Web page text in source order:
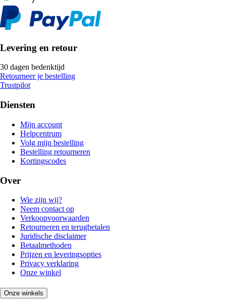
Levering en retour
30 dagen bedenktijd
Retourneer je bestelling
Trustpilot
Diensten
Mijn account
Helpcentrum
Volg mijn bestelling
Bestelling retourneren
Kortingscodes
Over
Wie zijn wij?
Neem contact op
Verkoopvoorwaarden
Retourneren en terugbetalen
Juridische disclaimer
Betaalmethoden
Prijzen en leveringsopties
Privacy verklaring
Onze winkel
Onze winkels